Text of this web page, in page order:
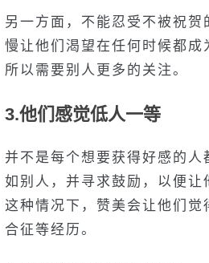
另一方面，不能忍受不被祝
慢让他们渴望在任何时候都成
所以需要别人更多的关注。
3.他们感觉低人一等
并不是每个想要获得好感的
如别人，并寻求鼓励，以便
这种情况下，赞美会让他们
合征等经历。